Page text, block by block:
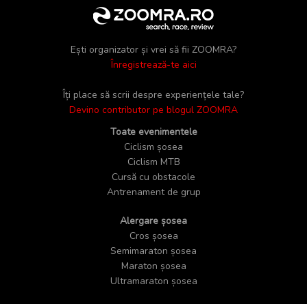
Ești organizator și vrei să fii ZOOMRA?
Înregistrează-te aici
Îți place să scrii despre experiențele tale?
Devino contributor pe blogul ZOOMRA
Toate evenimentele
Ciclism șosea
Ciclism MTB
Cursă cu obstacole
Antrenament de grup
Alergare șosea
Cros șosea
Semimaraton șosea
Maraton șosea
Ultramaraton șosea